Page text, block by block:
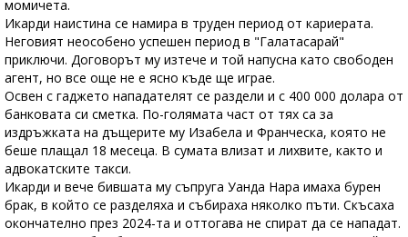
момичета.
Икарди наистина се намира в труден период от кариерата.
Неговият неособено успешен период в "Галатасарай"
приключи. Договорът му изтече и той напусна като свободен
агент, но все още не е ясно къде ще играе.
Освен с гаджето нападателят се раздели и с 400 000 долара от
банковата си сметка. По-голямата част от тях са за
издръжката на дъщерите му Изабела и Франческа, която не
беше плащал 18 месеца. В сумата влизат и лихвите, както и
адвокатските такси.
Икарди и вече бившата му съпруга Уанда Нара имаха бурен
брак, в който се разделяха и събираха няколко пъти. Скъсаха
окончателно през 2024-та и оттогава не спират да се нападат.